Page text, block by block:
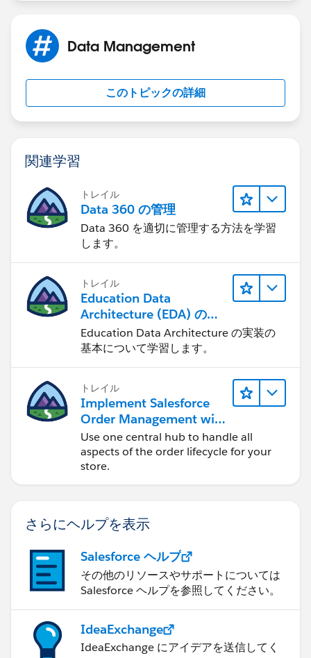
Data Management
このトピックの詳細
関連学習
トレイル
Data 360 の管理
Data 360 を適切に管理する方法を学習
します。
トレイル
Education Data
Architecture (EDA) の管
理
Education Data Architecture の実装の
基本について学習します。
トレイル
Implement Salesforce
Order Management with
a B2B, B2C, or B2B2C
Commerce Store
Use one central hub to handle all
aspects of the order lifecycle for your
store.
さらにヘルプを表示
Salesforce ヘルプ
その他のリソースやサポートについては
Salesforce ヘルプを参照してください。
IdeaExchange
IdeaExchange にアイデアを送信してく